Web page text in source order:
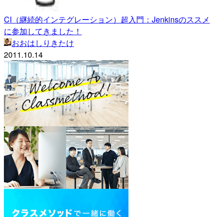
CI（継続的インテグレーション）超入門：Jenkinsのススメ
に参加してきました！
おおはしりきたけ
2011.10.14